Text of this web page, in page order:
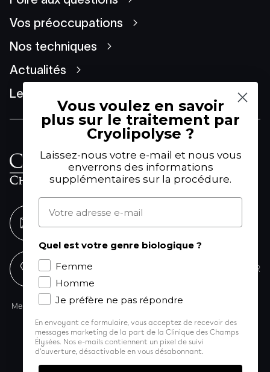
Vos préoccupations
Nos techniques
Actualités
Le Groupe
61 Avenue Franklin Delano
Roosevelt
75008 Paris
01 53 77 25 88 NOUS TROUVER
Mentions légales Politique de confidentialité Formulaires patients
Membre fondateur
La Clinique dans les médias Participer à nos essais
Vous voulez en savoir
plus sur le traitement par
Cryolipolyse ?
Laissez-nous votre e-mail et nous vous
enverrons des informations
supplémentaires sur la procédure.
Adresse e-mail
Quel est votre genre biologique ?
Femme
Homme
Je préfère ne pas répondre
En envoyant ce formulaire, vous acceptez de recevoir des
messages marketing de la part de la Clinique des Champs
Élysées. Nos e-mails contiennent un pixel de suivi
d'ouverture, désactivable en vous désabonnant.